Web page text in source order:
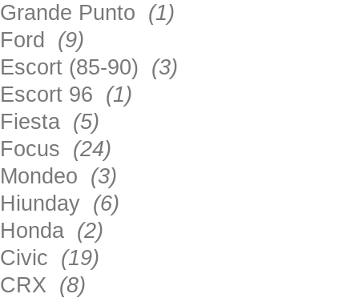
Grande Punto (1)
Ford (9)
Escort (85-90) (3)
Escort 96 (1)
Fiesta (5)
Focus (24)
Mondeo (3)
Hiunday (6)
Honda (2)
Civic (19)
CRX (8)